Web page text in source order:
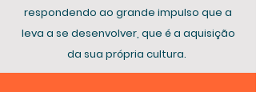
respondendo ao grande impulso que a
leva a se desenvolver, que é a aquisição
da sua própria cultura.